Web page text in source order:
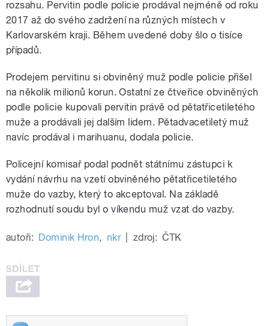
rozsahu. Pervitin podle policie prodával nejméně od roku
2017 až do svého zadržení na různých místech v
Karlovarském kraji. Během uvedené doby šlo o tisíce
případů.
Prodejem pervitinu si obviněný muž podle policie přišel
na několik milionů korun. Ostatní ze čtveřice obviněných
podle policie kupovali pervitin právě od pětatřicetiletého
muže a prodávali jej dalším lidem. Pětadvacetiletý muž
navíc prodával i marihuanu, dodala policie.
Policejní komisař podal podnět státnímu zástupci k
vydání návrhu na vzetí obviněného pětatřicetiletého
muže do vazby, který to akceptoval. Na základě
rozhodnutí soudu byl o víkendu muž vzat do vazby.
autoři: Dominik Hron, nkr zdroj: ČTK